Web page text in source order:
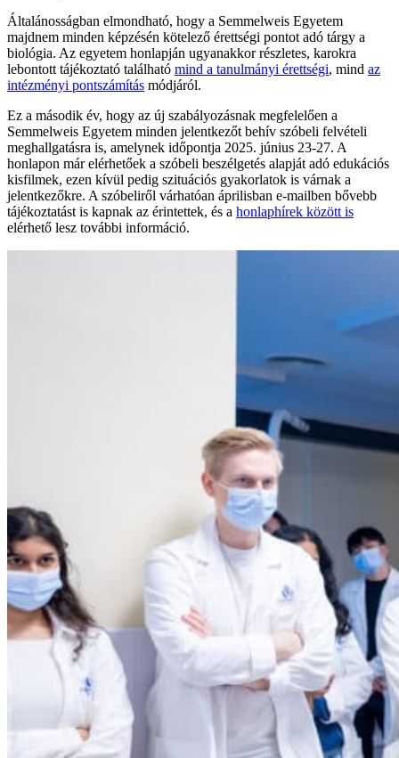
Általánosságban elmondható, hogy a Semmelweis Egyetem
majdnem minden képzésén kötelező érettségi pontot adó tárgy a
biológia. Az egyetem honlapján ugyanakkor részletes, karokra
lebontott tájékoztató található mind a tanulmányi érettségi, mind az
intézményi pontszámítás módjáról.
Ez a második év, hogy az új szabályozásnak megfelelően a
Semmelweis Egyetem minden jelentkezőt behív szóbeli felvételi
meghallgatásra is, amelynek időpontja 2025. június 23-27. A
honlapon már elérhetőek a szóbeli beszélgetés alapját adó edukációs
kisfilmek, ezen kívül pedig szituációs gyakorlatok is várnak a
jelentkezőkre. A szóbeliről várhatóan áprilisban e-mailben bővebb
tájékoztatást is kapnak az érintettek, és a honlaphírek között is
elérhető lesz további információ.